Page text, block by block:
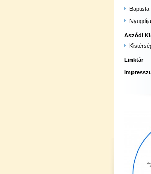
Baptista
Aszódi
Linktár